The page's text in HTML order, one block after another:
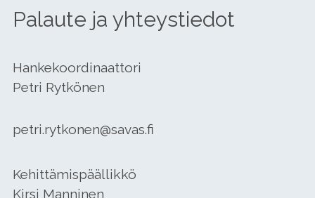
Palaute ja yhteystiedot
Hankekoordinaattori
Petri Rytkönen
petri.rytkonen@savas.fi
Kehittämispäällikkö
Kirsi Manninen